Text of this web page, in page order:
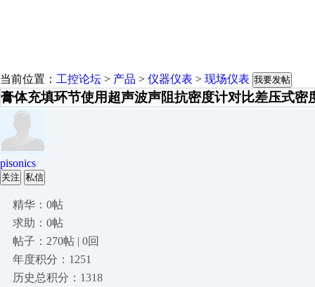
当前位置： 工控论坛 > 产品 > 仪器仪表 > 现场仪表 我要发帖
膏体充填环节使用超声波声阻抗密度计对比差压式密
pisonics
关注 私信
精华：0帖
求助：0帖
帖子：270帖 | 0回
年度积分：1251
历史总积分：1318